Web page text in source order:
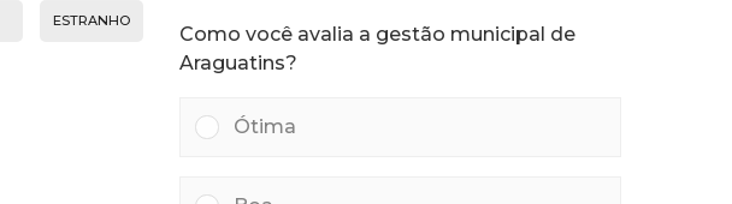
ESTRANHO
Como você avalia a gestão municipal de
Araguatins?
Ótima